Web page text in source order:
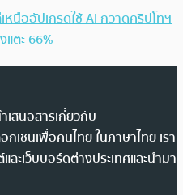
หนืออัปเกรดใช้ AI กวาดคริปโทฯ
แตะ 66%
สนอสารเกี่ยวกับ
เชนเพื่อคนไทย ในภาษาไทย เรา
ะเว็บบอร์ดต่างประเทศและนำมา